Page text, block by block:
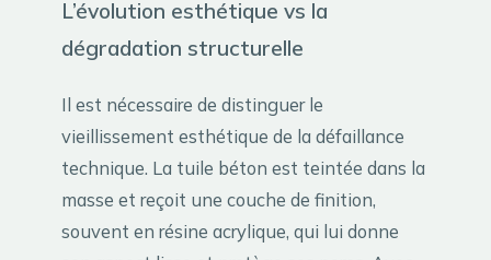
L’évolution esthétique vs la
dégradation structurelle
Il est nécessaire de distinguer le
vieillissement esthétique de la défaillance
technique. La tuile béton est teintée dans la
masse et reçoit une couche de finition,
souvent en résine acrylique, qui lui donne